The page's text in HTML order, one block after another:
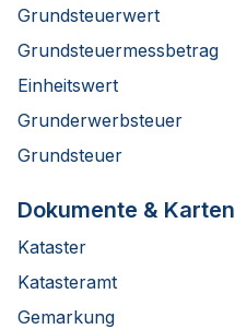
Grundsteuerwert
Grundsteuermessbetrag
Einheitswert
Grunderwerbsteuer
Grundsteuer
Dokumente & Karten
Kataster
Katasteramt
Gemarkung